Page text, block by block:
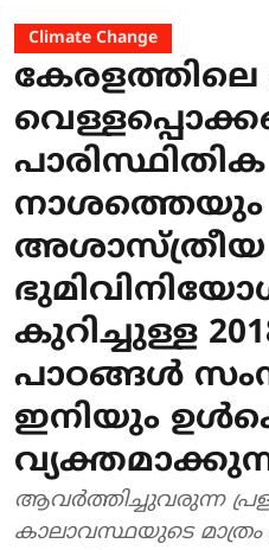
Climate Change
പാരിസ്ഥിതിക
നാശത്തെയും
അശാസ്ത്രീയ
കുറിച്ചുള്ള
പാഠങ്ങൾ
ഇനിയും
ആവർത്തിച്ചുവരുന്ന
കാലാവസ്ഥയുടെ മാത്രം